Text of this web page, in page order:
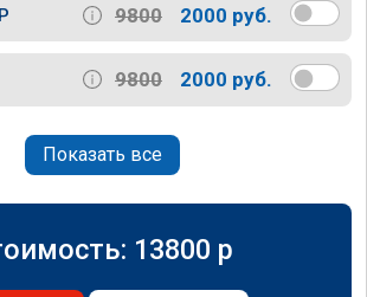
9800 2000 руб.
9800 2000 руб.
Показать все
13800 p